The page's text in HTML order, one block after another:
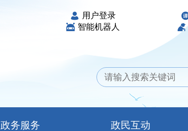
用户登录
智能机器人
政务服务 政民互动